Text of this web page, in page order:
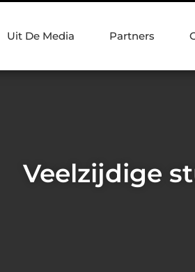
Uit De Media Partners
Veelzijdige